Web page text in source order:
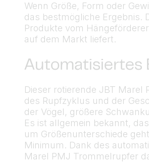
Wenn Größe, Form oder
das bestmögliche Ergebnis.
Produkte vom
auf dem Markt liefert.
Automatisiertes
Dieser rotierende JBT
des Rupfzyklus und der
der Vögel, größere
Es ist allgemein bekannt,
um Größenunterschiede
Minimum. Dank des
Marel PMJ Trommelrupfer